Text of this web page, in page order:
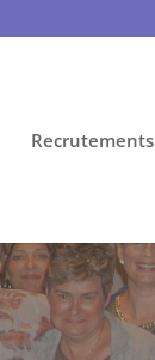
Recrutements